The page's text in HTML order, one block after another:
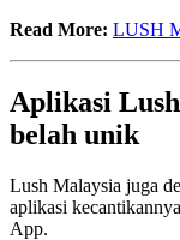
Read More: LUSH
Aplikasi
belah unik
Lush Malaysia juga
aplikasi
App.